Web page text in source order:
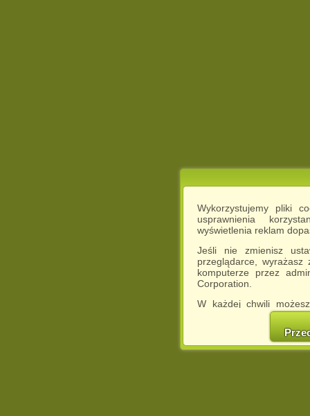
Wykorzystujemy pliki
usprawnienia
wyświetlenia reklam
Jeśli nie zmienisz
przeglądarce,
komputerze przez
Corporation.
W każdej chwili
cookies w swojej
w naszej
http://chomikuj.pl/